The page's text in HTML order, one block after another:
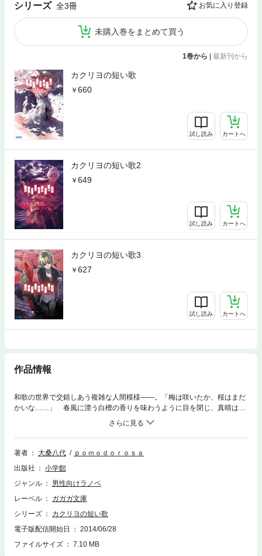
シリーズ 全3冊 お気に入り登録
未購入巻をまとめて買う
1巻から 最新刊から
カクリヨの短い歌
660
試し読み カートへ
カクリヨの短い歌2
649
試し読み カートへ
カクリヨの短い歌3
627
試し読み カートへ
作品情報
和歌の世界で交錯しあう複雑な人間模様――。「梅は咲いたか、桜はまだ
かいな……」 春風に漂う白檀の香りを味わうように目を閉じ、真晴は笑
った。 どこか血の臭いが似合うような、凄惨な笑みだった。「待ちに待
った季節。せいぜい艶やかに咲いて、気が向いたら散ってやるさ」 桜は
咲いて散るものだと信じていた。 ひと思いに散ることもできずに枯れ死
ぬことがあるとは、思っていなかった。とある仏像を狙う孤高の天才歌
道を加えた各人の思惑が「鎮花祭」で交錯する。三十一文字を巡る物語・
第三章、桜は咲いて散るものだと信じていた………。※この作品は底本と
います。
著者 大桑八代
ｐｏｍｏｄｏｒｏｓａ
出版社
小学館
ジャンル
男性向けラノベ
レーベル
ガガガ文庫
シリーズ
カクリヨの短い歌
電子版配信開始日
2014/06/28
ファイルサイズ
7.10 MB